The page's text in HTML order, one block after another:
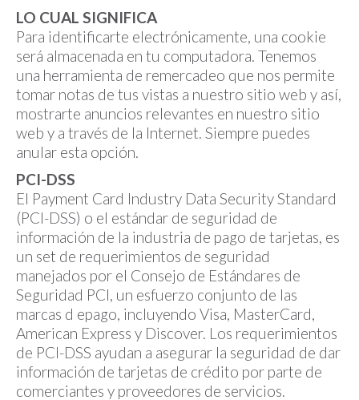
LO CUAL SIGNIFICA
Para identificarte electrónicamente, una cookie
será almacenada en tu computadora. Tenemos
una herramienta de remercadeo que nos permite
tomar notas de tus vistas a nuestro sitio web y así,
mostrarte anuncios relevantes en nuestro sitio
web y a través de la Internet. Siempre puedes
anular esta opción.
PCI-DSS
El Payment Card Industry Data Security Standard
(PCI-DSS) o el estándar de seguridad de
información de la industria de pago de tarjetas, es
un set de requerimientos de seguridad
manejados por el Consejo de Estándares de
Seguridad PCI, un esfuerzo conjunto de las
marcas d epago, incluyendo Visa, MasterCard,
American Express y Discover. Los requerimientos
de PCI-DSS ayudan a asegurar la seguridad de dar
información de tarjetas de crédito por parte de
comerciantes y proveedores de servicios.